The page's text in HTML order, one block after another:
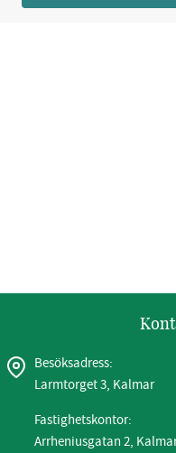
Besöksadress:
Larmtorget 3, Kalmar
Fastighetskontor:
Arrheniusgatan 2,